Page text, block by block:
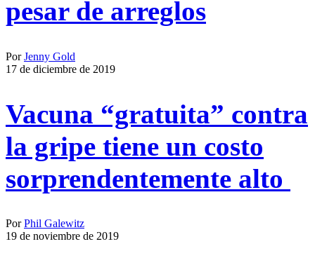
pesar de arreglos
PorJenny Gold
17 de diciembre de 2019
Vacuna “gratuita” contra
la gripe tiene un costo
sorprendentemente alto
PorPhil Galewitz
19 de noviembre de 2019